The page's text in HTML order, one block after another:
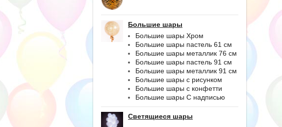
Большие шары
Большие шары Хром
Большие шары пастель 61 см
Большие шары металлик 76 см
Большие шары пастель 91 см
Большие шары металлик 91 см
Большие шары с рисунком
Большие шары с конфетти
Большие шары С надписью
Светящиеся шары